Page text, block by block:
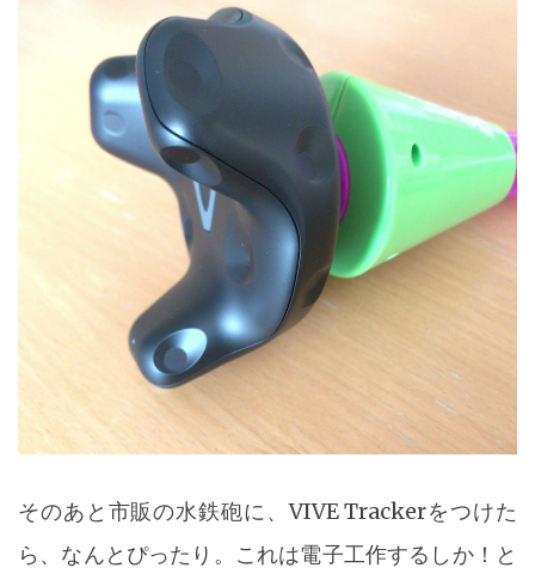
そのあと市販の水鉄砲に、VIVE Trackerをつけた
ら、なんとぴったり。これは電子工作するしか！と